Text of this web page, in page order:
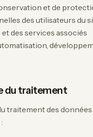
et de
des utilisateurs du
des services associés
du traitement
traitement des données